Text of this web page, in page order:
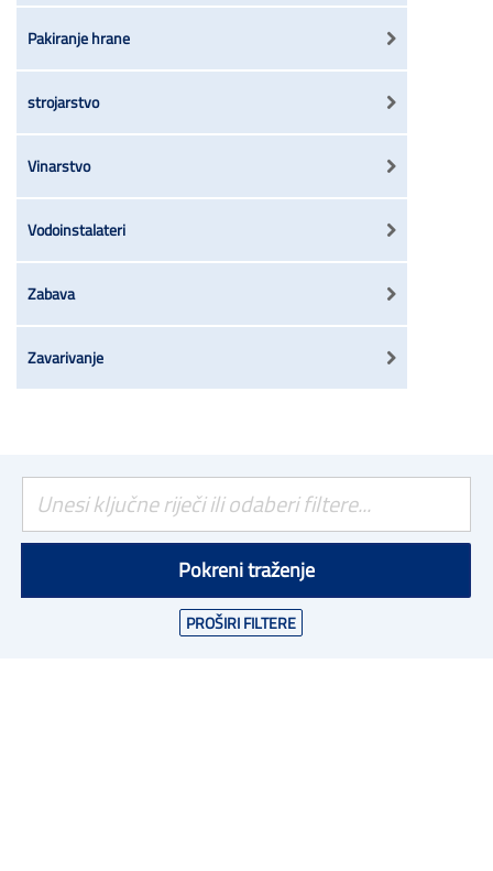
Pakiranje hrane
strojarstvo
Vinarstvo
Vodoinstalateri
Zabava
Zavarivanje
Pokreni traženje
PROŠIRI FILTERE